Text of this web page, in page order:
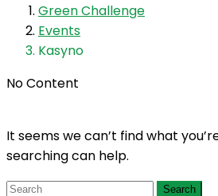
Green Challenge
Events
Kasyno
No Content
It seems we can’t find what
searching can help.
Search